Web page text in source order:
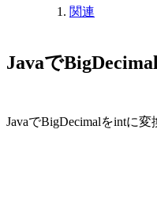
関連
Javaで
JavaでBigDecimalをintに